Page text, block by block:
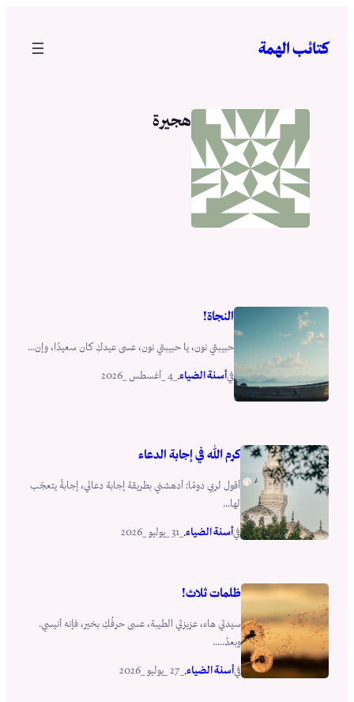
المحتوى
كتائب الهمة
هجيرة
النجاة!
حبيبتي نون، يا حبيبتي نون، عسى عيدكِ كان سعيدًا، وإن...
فيأسنة الضياء.
كرم الله في إجابة الدعاء
أقول لربي دومًا: أدهشني بطريقة إجابة دعائي، إجابةً يتعجّب
لها...
فيأسنة الضياء. _31 _يوليو _2026
ظلمات ثلاث!
سيدتي هاء، عزيزتي الطيبة، عسى حرفُكِ بخير، فإنه أنيسي.
وبعدُ.....
فيأسنة الضياء.